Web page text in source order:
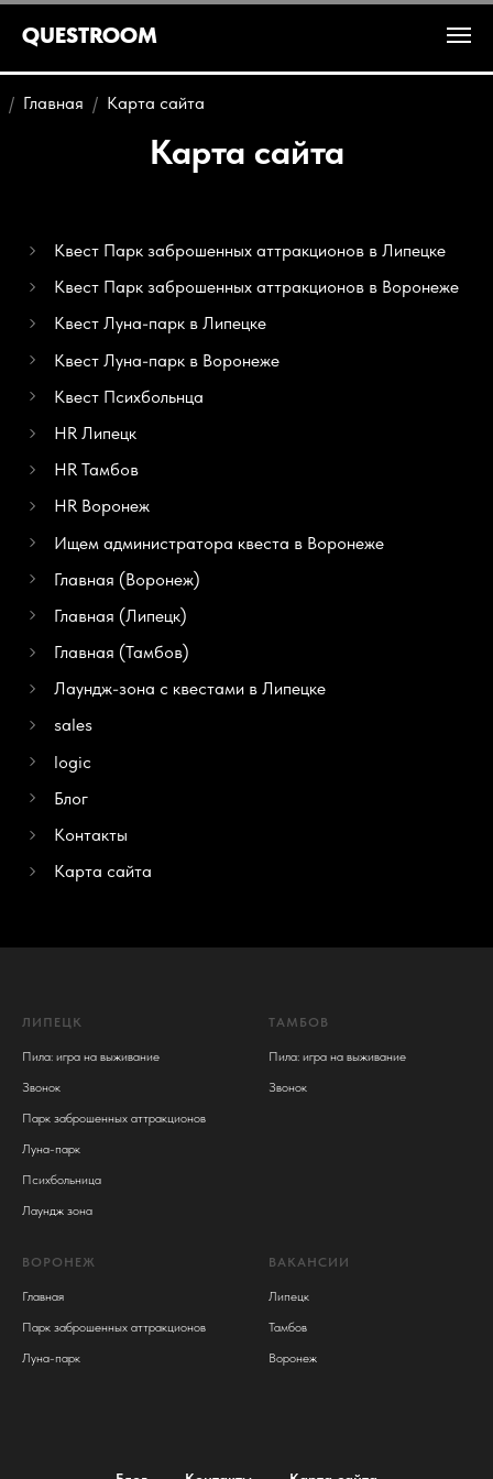
QUESTROOM
Главная Карта сайта
Карта сайта
Квест Парк заброшенных аттракционов в Липецке
Квест Парк заброшенных аттракционов в Воронеже
Квест Луна-парк в Липецке
Квест Луна-парк в Воронеже
Квест Психбольнца
HR Липецк
HR Тамбов
HR Воронеж
Ищем администратора квеста в Воронеже
Главная (Воронеж)
Главная (Липецк)
Главная (Тамбов)
Лаундж-зона с квестами в Липецке
sales
logic
Блог
Контакты
Карта сайта
ЛИПЕЦК
Пила: игра на выживание
Звонок
Парк заброшенных аттракционов
Луна-парк
Психбольница
Лаундж зона
ТАМБОВ
Пила: игра на выживание
Звонок
ВОРОНЕЖ
Главная
Парк заброшенных аттракционов
Луна-парк
ВАКАНСИИ
Липецк
Тамбов
Воронеж